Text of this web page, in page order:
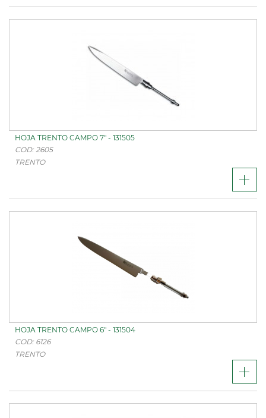
HOJA TRENTO CAMPO 7" - 131505
COD: 2605
TRENTO
HOJA TRENTO CAMPO 6" - 131504
COD: 6126
TRENTO